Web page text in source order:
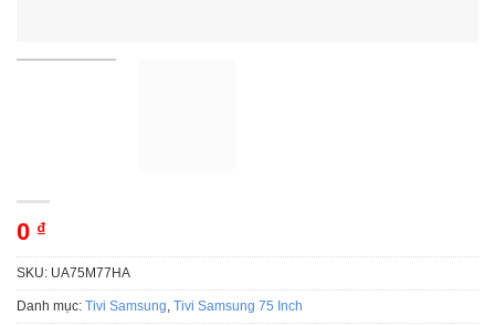
0 ₫
SKU: UA75M77HA
Danh mục: Tivi Samsung, Tivi Samsung 75 Inch